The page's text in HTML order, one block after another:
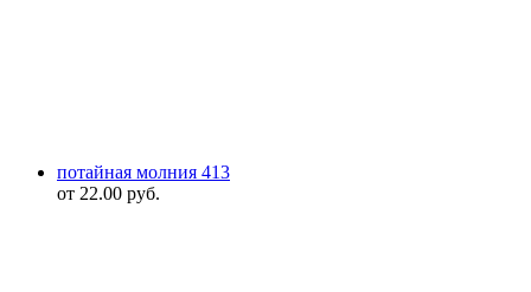
потайная молния 413
от 22.00 руб.